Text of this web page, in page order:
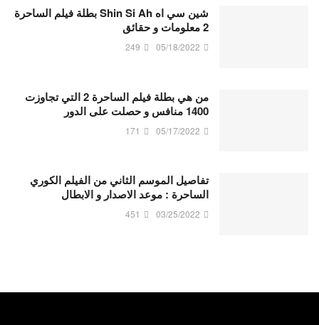
شين سي اه Shin Si Ah بطلة فيلم الساحرة
2 معلومات و حقائق
05/18/2022
249
من هي بطلة فيلم الساحرة 2 التي تجاوزت
1400 منافس و حصلت على الدور
05/17/2022
171
تفاصيل الموسم الثاني من الفيلم الكوري
الساحرة : موعد الاصدار و الابطال
03/25/2022
451